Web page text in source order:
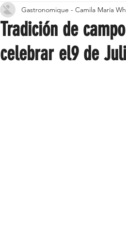
Tradición de
celebrar el9 de
Gastronomique - Camila María